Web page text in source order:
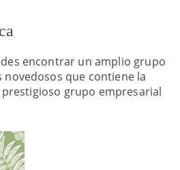
encontrar un amplio grupo
que contiene la
grupo empresarial